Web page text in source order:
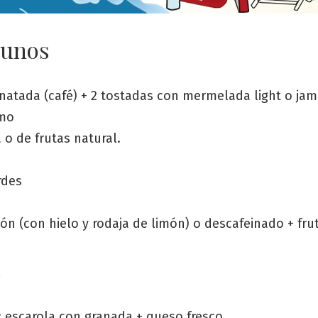
(café) + 2 tostadas con mermelada light o
o de frutas natural.
(con hielo y rodaja de limón) o descafeinado +